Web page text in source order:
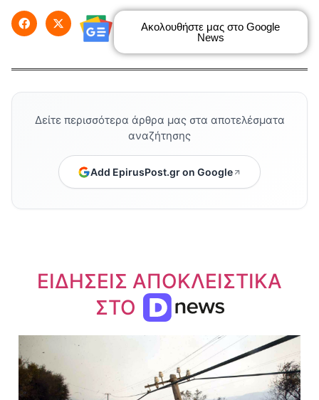
Ακολουθήστε μας στο Google
News
Δείτε περισσότερα άρθρα μας στα αποτελέσματα
αναζήτησης
Add EpirusPost.gr on Google
ΕΙΔΗΣΕΙΣ ΑΠΟΚΛΕΙΣΤΙΚΑ
ΣΤΟ